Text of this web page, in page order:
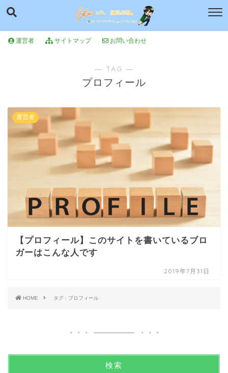
運営者 サイトマップ お問い合わせ
― TAG ―
プロフィール
運営者
【プロフィール】このサイトを書いているブロ
ガーはこんな人です
2019年7月31日
HOME タグ : プロフィール
検索